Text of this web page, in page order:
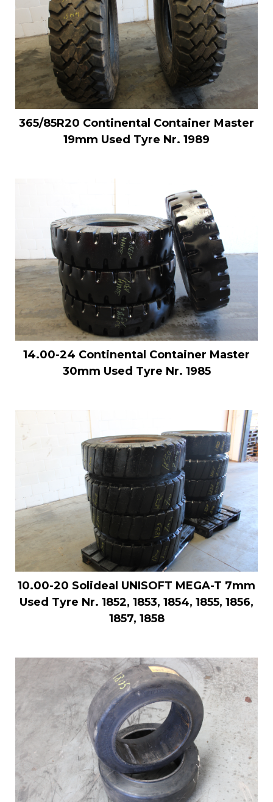
365/85R20 Continental Container Master
19mm Used Tyre Nr. 1989
14.00-24 Continental Container Master
30mm Used Tyre Nr. 1985
10.00-20 Solideal UNISOFT MEGA-T 7mm
Used Tyre Nr. 1852, 1853, 1854, 1855, 1856,
1857, 1858